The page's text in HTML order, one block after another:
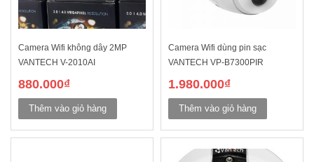
Camera Wifi không dây 2MP
VANTECH V-2010AI
880.000₫
Thêm vào giỏ hàng
Camera Wifi dùng pin sạc
VANTECH VP-B7300PIR
1.980.000₫
Thêm vào giỏ hàng